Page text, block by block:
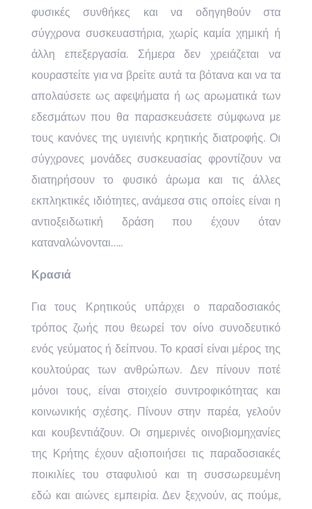
φυσικές συνθήκες και να οδηγηθούν στα
σύγχρονα συσκευαστήρια, χωρίς καμία χημική ή
άλλη επεξεργασία. Σήμερα δεν χρειάζεται να
κουραστείτε για να βρείτε αυτά τα βότανα και να τα
απολαύσετε ως αφεψήματα ή ως αρωματικά των
εδεσμάτων που θα παρασκευάσετε σύμφωνα με
τους κανόνες της υγιεινής κρητικής διατροφής. Οι
σύγχρονες μονάδες συσκευασίας φροντίζουν να
διατηρήσουν το φυσικό άρωμα και τις άλλες
εκπληκτικές ιδιότητες, ανάμεσα στις οποίες είναι η
αντιοξειδωτική δράση που έχουν όταν
καταναλώνονται…..
Κρασιά
Για τους Κρητικούς υπάρχει ο παραδοσιακός
τρόπος ζωής που θεωρεί τον οίνο συνοδευτικό
ενός γεύματος ή δείπνου. Το κρασί είναι μέρος της
κουλτούρας των ανθρώπων. Δεν πίνουν ποτέ
μόνοι τους, είναι στοιχείο συντροφικότητας και
κοινωνικής σχέσης. Πίνουν στην παρέα, γελούν
και κουβεντιάζουν. Οι σημερινές οινοβιομηχανίες
της Κρήτης έχουν αξιοποιήσει τις παραδοσιακές
ποικιλίες του σταφυλιού και τη συσσωρευμένη
εδώ και αιώνες εμπειρία. Δεν ξεχνούν, ας πούμε,